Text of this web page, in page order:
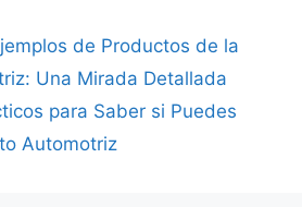
de Productos de la
Una Mirada Detallada
para Saber si Puedes
Automotriz